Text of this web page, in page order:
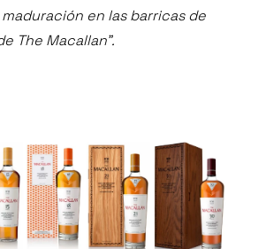
en las barricas de
The Macallan”.